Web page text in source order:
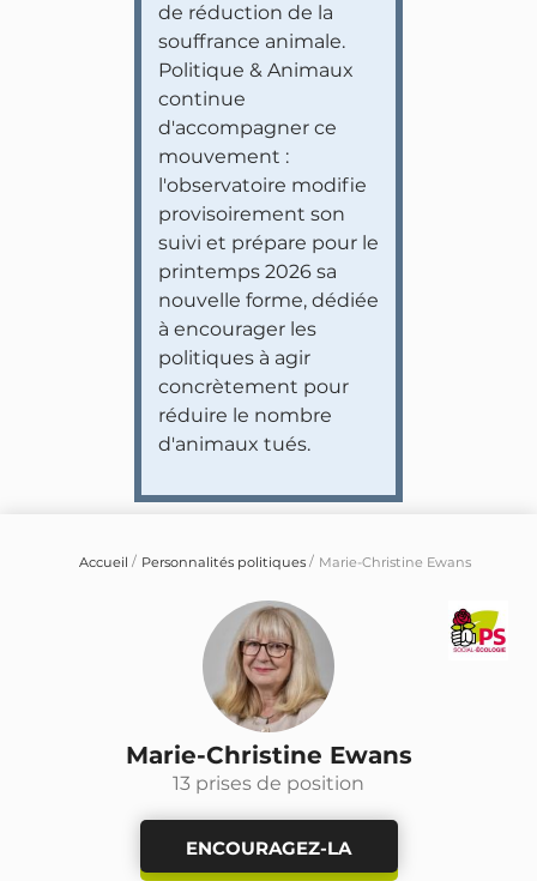
de réduction de la
souffrance animale.
Politique & Animaux
continue
d'accompagner ce
mouvement :
l'observatoire modifie
provisoirement son
suivi et prépare pour le
printemps 2026 sa
nouvelle forme, dédiée
à encourager les
politiques à agir
concrètement pour
réduire le nombre
d'animaux tués.
Accueil Personnalités politiques Marie-Christine Ewans
Marie-Christine Ewans
13 prises de position
ENCOURAGEZ-LA